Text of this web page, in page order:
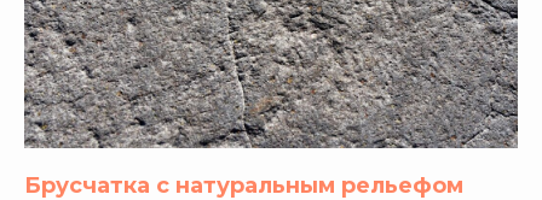
Брусчатка с натуральным рельефом